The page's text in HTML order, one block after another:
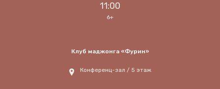
11:00
6+
Клуб маджонга «Фурин»
Конференц-зал / 5 этаж